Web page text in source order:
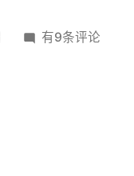
以
有9条评论